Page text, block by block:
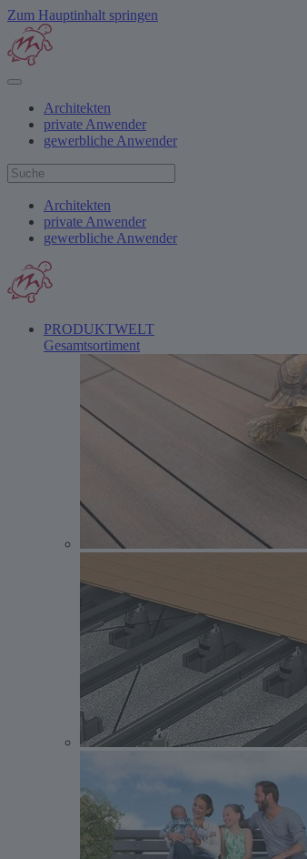
Zum Hauptinhalt springen
Architekten
private Anwender
gewerbliche Anwender
Architekten
private Anwender
gewerbliche Anwender
PRODUKTWELT
Gesamtsortiment